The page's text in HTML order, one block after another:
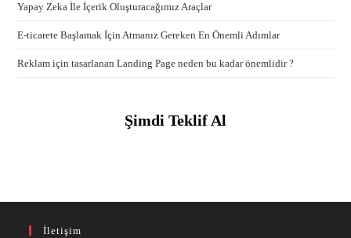
Yapay Zeka İle İçerik Oluşturacağımız Araçlar
E-ticarete Başlamak İçin Atmanız Gereken En Önemli Adımlar
Reklam için tasarlanan Landing Page neden bu kadar önemlidir ?
Şimdi Teklif Al
İletişim